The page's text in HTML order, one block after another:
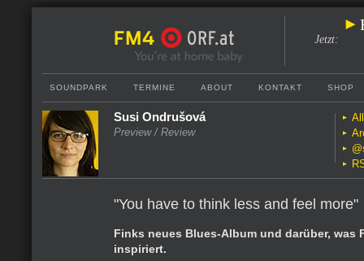
Jetzt:
SOUNDPARK TERMINE ABOUT KONTAKT SHOP
Susi Ondrušová
Preview / Review
"You have to think less and feel more"
Finks neues Blues-Album und darüber, was
inspiriert.